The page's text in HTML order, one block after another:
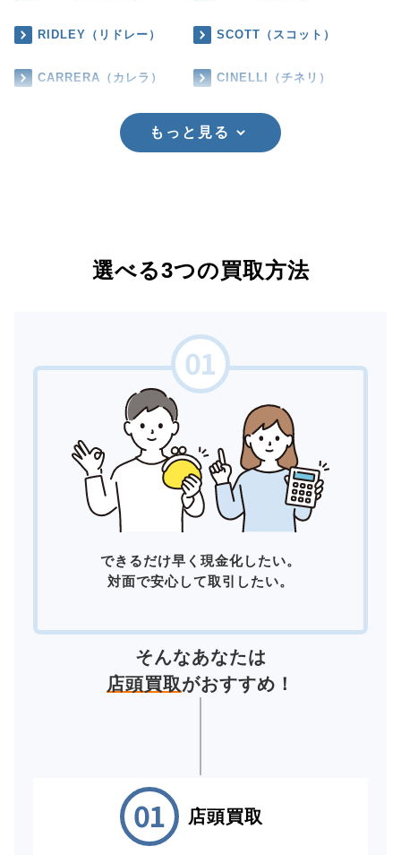
RIDLEY（リドレー） SCOTT（スコット）
CARRERA（カレラ） CINELLI（チネリ）
もっと見る
選べる3つの買取方法
できるだけ早く現金化したい。
対面で安心して取引したい。
そんなあなたは
店頭買取がおすすめ！
店頭買取